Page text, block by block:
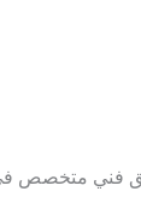
فني